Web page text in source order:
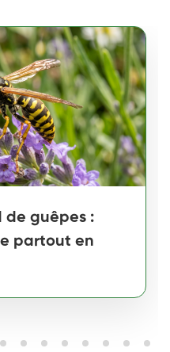
de guêpes :
partout en